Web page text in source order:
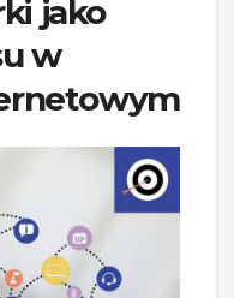
jako
w